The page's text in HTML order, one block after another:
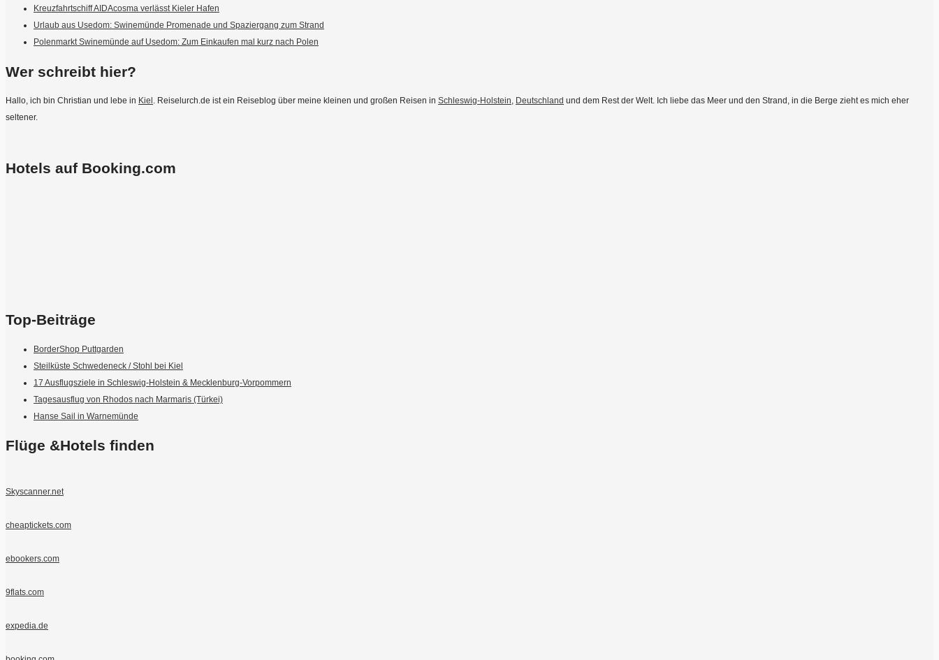
Kreuzfahrtschiff AIDAcosma verlässt Kieler Hafen
Urlaub aus Usedom: Swinemünde Promenade und Spaziergang zum Strand
Polenmarkt Swinemünde auf Usedom: Zum Einkaufen mal kurz nach Polen
Wer schreibt hier?
Hallo, ich bin Christian und lebe in Kiel . Reiselurch.de ist ein Reiseblog über meine kleinen und großen Reisen in Schleswig-Holstein, Deutschland und dem Rest der Welt. Ich liebe das Meer und den Strand, in die Berge zieht es mich eher
seltener.
Hotels auf Booking.com
Top-Beiträge
BorderShop Puttgarden
Steilküste Schwedeneck / Stohl bei Kiel
17 Ausflugsziele in Schleswig-Holstein & Mecklenburg-Vorpommern
Tagesausflug von Rhodos nach Marmaris (Türkei)
Hanse Sail in Warnemünde
Flüge &Hotels finden
Skyscanner.net
cheaptickets.com
ebookers.com
9flats.com
expedia.de